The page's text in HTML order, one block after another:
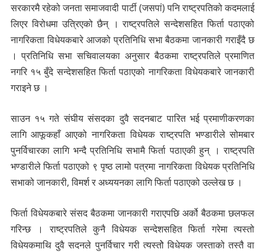
सरकारमै रहेको जनता समाजवादी पार्टी (जसपां) पनि राष्ट्रपतिको कदमलाई
लिएर विरोधमा उत्रिएको छैन् । राष्ट्रपतिले सन्देशसहित फिर्ता पठाएको
नागरिकता विधेयकबारे आजको प्रतिनिधि सभा बैठकमा जानकारी गराइँदै छ
। प्रतिनिधि सभा सचिवालयका अनुसार बैठकमा राष्ट्रपतिले प्रमाणित
नगरि १५ बुँदे सन्देशसहित फिर्ता पठाएको नागरिकता विधेयकबारे जानकारी
गराइने छ ।
साउन १५ गते संघीय संसदका दुवै सदनबाट पारित भई प्रमाणीकरणका
लागि आफूकहाँ आएको नागरिकता विधेयक राष्ट्रपति भण्डारीले सोमबार
पुनर्विचारका लागि भन्दै प्रतिनिधि सभामै फिर्ता पठाएकी हुन् । राष्ट्रपति
भण्डारीले फिर्ता पठाएको ९ पृष्ठ लामो पत्रमा नागरिकता विधेयक प्रतिनिधि
सभाको जानकारी, विमर्श र अध्ययनका लागि फिर्ता पठाएको उल्लेख छ ।
फिर्ता विधेयकबारे संसद बैठकमा जानकारी गराएपछि अर्को बैठकमा छलफल
गरिन्छ । राष्ट्रपतिले कुनै विधेयक सन्देशसहित फिर्ता गरेमा त्यस्तो
विधेयकमाथि दुवै सदनले पुनर्विचार गरी त्यस्तोे विधेयक जस्ताको तस्तै वा